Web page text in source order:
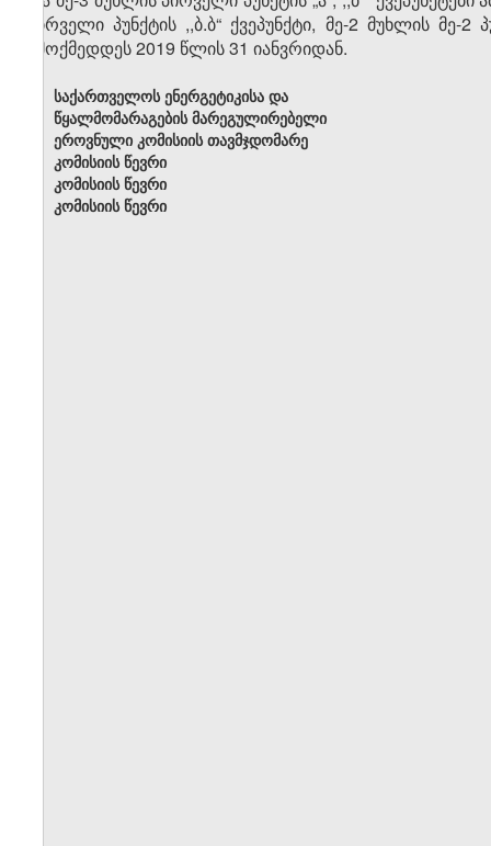
პირველი პუნქტის ,,ბ.ბ“ ქვეპუნქტი, მე-2 მუხლის მე-2
ამოქმედდეს 2019 წლის 31 იანვრიდან.
საქართველოს ენერგეტიკისა და
წყალმომარაგების მარეგულირებელი
ეროვნული კომისიის თავმჯდომარე
კომისიის წევრი
კომისიის წევრი
კომისიის წევრი